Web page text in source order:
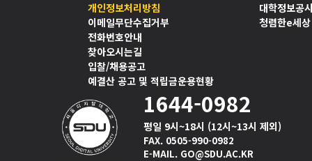
개인정보처리방침
이메일무단수집거부
전화번호안내
찾아오시는길
입찰/채용공고
예결산 공고 및 적립금운용현황
대학정보공
청렴한e세상
1644-0982
평일 9시~18시 (12시~13시 제외)
FAX. 0505-990-0982
E-MAIL. GO@SDU.AC.KR